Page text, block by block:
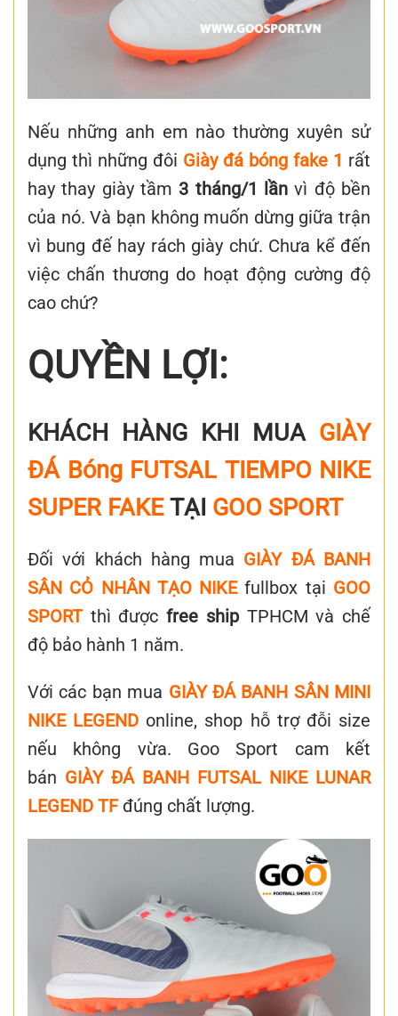
Nếu những anh em nào thường xuyên sử
dụng thì những đôi Giày đá bóng fake 1 rất
hay thay giày tầm 3 tháng/1 lần vì độ bền
của nó. Và bạn không muốn dừng giữa trận
vì bung đế hay rách giày chứ. Chưa kể đến
việc chấn thương do hoạt động cường độ
cao chứ?
QUYỀN LỢI:
KHÁCH HÀNG KHI MUA GIÀY
ĐÁ Bóng FUTSAL TIEMPO NIKE
SUPER FAKE TẠI GOO SPORT
Đối với khách hàng mua GIÀY ĐÁ BANH
SÂN CỎ NHÂN TẠO NIKEfullbox tại GOO
SPORT thì đượcfree shipTPHCM và chế
độ bảo hành 1 năm.
Với các bạn mua GIÀY ĐÁ BANH SÂN MINI
NIKE LEGEND online, shop hỗ trợ đỗi size
nếu không vừa. Goo Sport cam kết
bán GIÀY ĐÁ BANH FUTSAL NIKE LUNAR
LEGEND TFđúng chất lượng.